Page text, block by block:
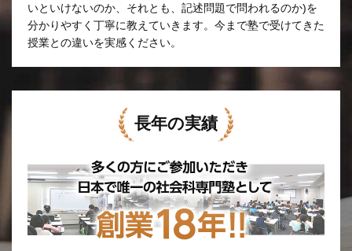
いといけないのか、それとも、記述問題で問われるのか)を
分かりやすく丁寧に教えていきます。今まで塾で受けてきた
授業との違いを実感ください。
長年の実績